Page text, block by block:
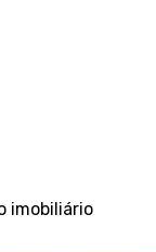
imobiliário